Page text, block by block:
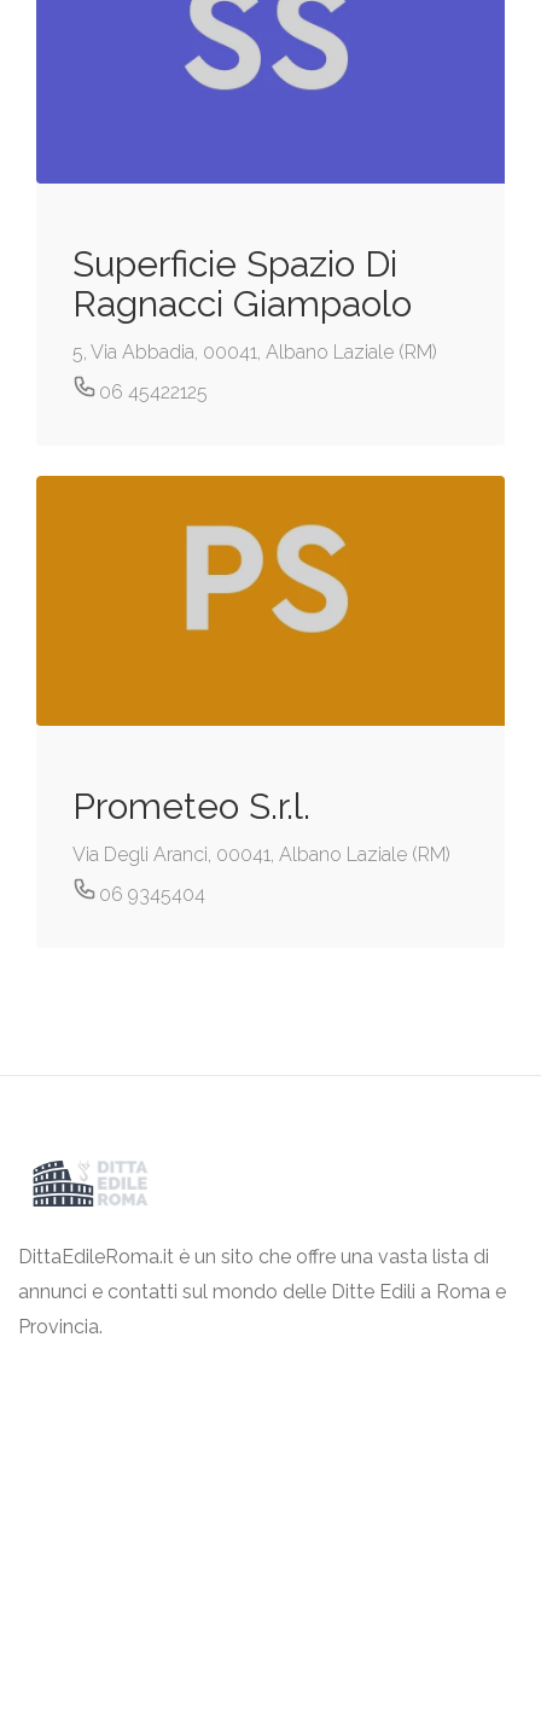
Superficie Spazio Di
Ragnacci Giampaolo
5, Via Abbadia, 00041, Albano Laziale (RM)
06 45422125
Prometeo S.r.l.
Via Degli Aranci, 00041, Albano Laziale (RM)
06 9345404
DittaEdileRoma.it è un sito che offre una vasta lista di
annunci e contatti sul mondo delle Ditte Edili a Roma e
Provincia.